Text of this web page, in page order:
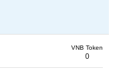
VNB Token
0